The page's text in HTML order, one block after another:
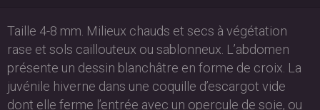
Taille 4-8 mm. Milieux chauds et secs à végétation
rase et sols caillouteux ou sablonneux. L’abdomen
présente un dessin blanchâtre en forme de croix. La
juvénile hiverne dans une coquille d’escargot vide
dont elle ferme l’entrée avec un opercule de soie, ou